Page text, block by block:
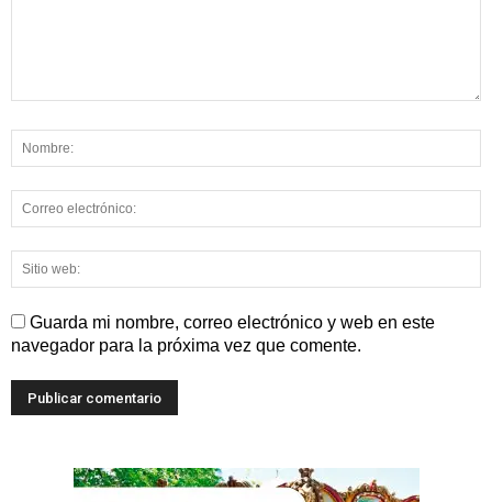
Guarda mi nombre, correo electrónico y web en este
navegador para la próxima vez que comente.